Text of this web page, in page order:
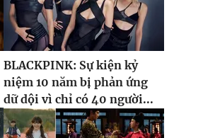
BLACKPINK: Sự kiện kỷ
niệm 10 năm bị phản ứng
dữ dội vì chỉ có 40 người...